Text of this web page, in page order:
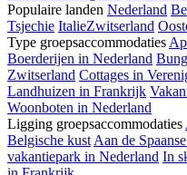
Populaire landen Nederland
Tsjechie ItalieZwitserland
Type groepsaccommodaties
Boerderijen in Nederland
Zwitserland Cottages in
Landhuizen in Frankrijk
Woonboten in Nederland
Ligging groepsaccommodaties
Belgische kust Aan de
vakantiepark in Nederland In